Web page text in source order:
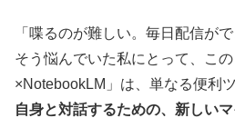
「喋るのが難しい。毎日配信がで
そう悩んでいた私にとって、こ
×NotebookLM」は、単なる便利
自身と対話するための、新しいマ